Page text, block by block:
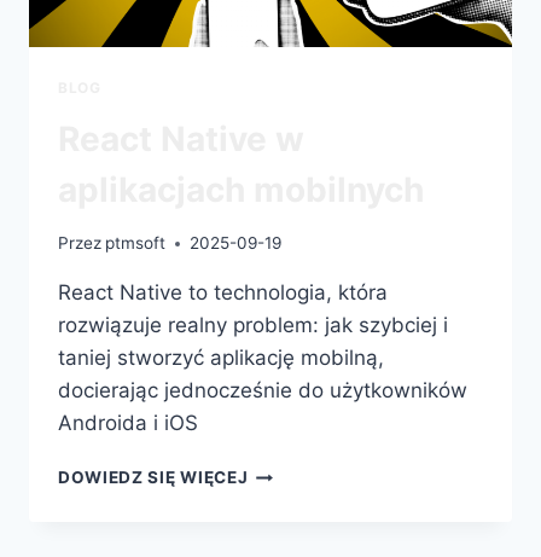
Przez ptmsoft 2025-09-19
React Native to technologia, która
rozwiązuje realny problem: jak szybciej i
taniej stworzyć aplikację mobilną,
docierając jednocześnie do użytkowników
Androida i iOS
DOWIEDZ SIĘ WIĘCEJ